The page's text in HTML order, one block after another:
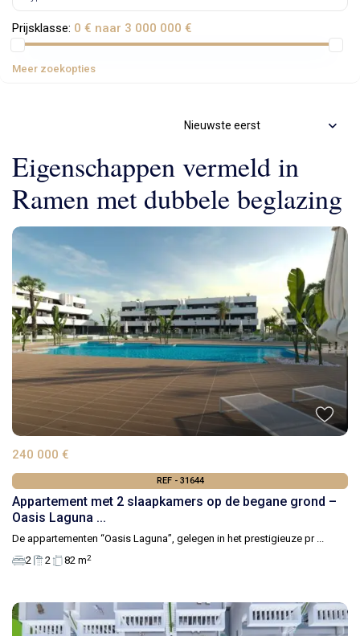
Prijsklasse: 0 € naar 3 000 000 €
Meer zoekopties
Nieuwste eerst
Eigenschappen vermeld in
Ramen met dubbele beglazing
240 000 €
REF - 31644
Appartement met 2 slaapkamers op de begane grond –
Oasis Laguna ...
De appartementen “Oasis Laguna”, gelegen in het prestigieuze pr ...
2
2 82 m2